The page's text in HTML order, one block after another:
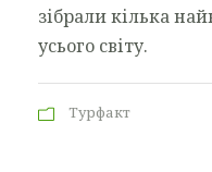
зібрали кілька
усього світу.
Турфакт